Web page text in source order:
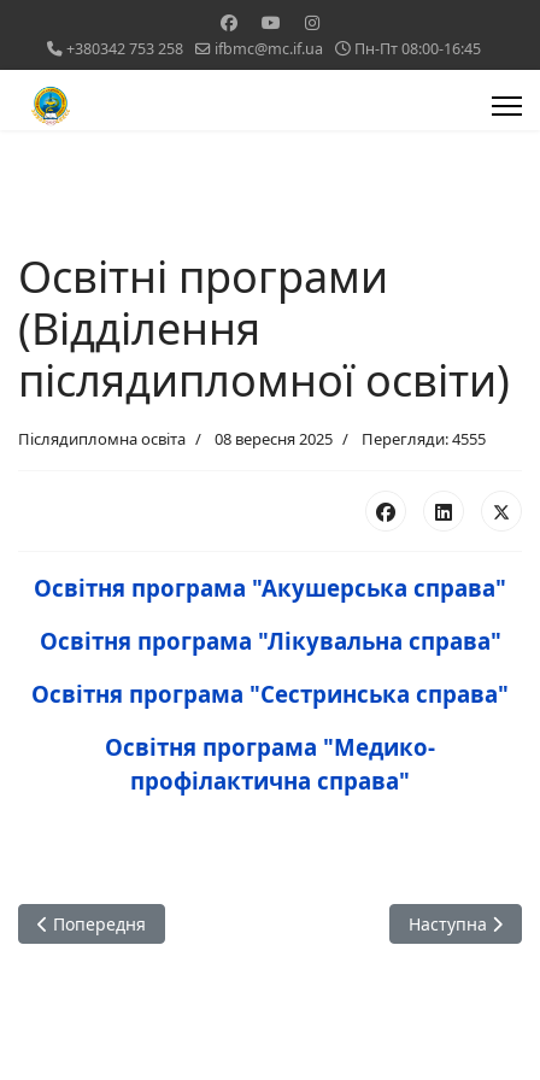
+380342 753 258 ifbmc@mc.if.ua Пн-Пт 08:00-16:45
Освітні програми
(Відділення
післядипломної освіти)
Післядипломна освіта 08 вересня 2025 Перегляди: 4555
Освітня програма "Акушерська справа"
Освітня програма "Лікувальна справа"
Освітня програма "Сестринська справа"
Освітня програма "Медико-
профілактична справа"
Попередня стаття: Реєстрація на заходи БПР
Попередня Наступна
Наступна